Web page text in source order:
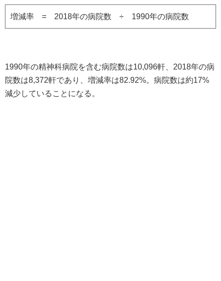
増減率 = 2018年の病院数 ÷ 1990年の病院数
1990年の精神科病院を含む病院数は10,096軒、2018年の病
院数は8,372軒であり、増減率は82.92%。病院数は約17%
減少していることになる。